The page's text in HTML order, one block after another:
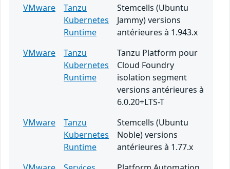
VMware
Tanzu
Kubernetes
Runtime
Stemcells (Ubuntu
Jammy) versions
antérieures à 1.943.x
VMware
Tanzu
Kubernetes
Runtime
Tanzu Platform pour
Cloud Foundry
isolation segment
versions antérieures à
6.0.20+LTS-T
VMware
Tanzu
Kubernetes
Runtime
Stemcells (Ubuntu
Noble) versions
antérieures à 1.77.x